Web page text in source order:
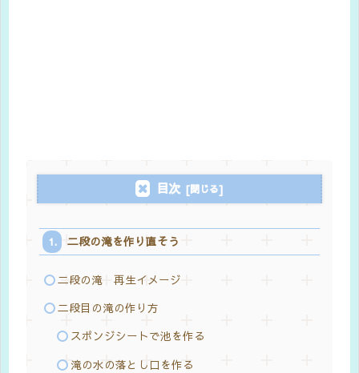
目次
二段の滝を作り直そう
二段の滝 再生イメージ
二段目の滝の作り方
スポンジシートで池を作る
滝の水の落とし口を作る